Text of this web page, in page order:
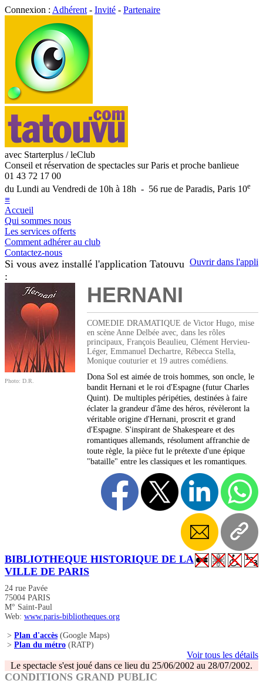
Connexion : Adhérent - Invité - Partenaire
avec Starterplus / leClub
Conseil et réservation de spectacles sur Paris et proche banlieue
01 43 72 17 00
du Lundi au Vendredi de 10h à 18h - 56 rue de Paradis, Paris 10e
≡
Accueil
Qui sommes nous
Les services offerts
Comment adhérer au club
Contactez-nous
Ouvrir dans l'appli
Si vous avez installé l'application Tatouvu
:
Photo: D.R.
HERNANI
COMEDIE DRAMATIQUE de Victor Hugo, mise
en scène Anne Delbée avec, dans les rôles
principaux, François Beaulieu, Clément Hervieu-
Léger, Emmanuel Dechartre, Rébecca Stella,
Monique couturier et 19 autres comédiens.
Dona Sol est aimée de trois hommes, son oncle, le
bandit Hernani et le roi d'Espagne (futur Charles
Quint). De multiples péripéties, destinées à faire
éclater la grandeur d'âme des héros, révèleront la
véritable origine d'Hernani, proscrit et grand
d'Espagne. S'inspirant de Shakespeare et des
romantiques allemands, résolument affranchie de
toute règle, la pièce fut le prétexte d'une épique
"bataille" entre les classiques et les romantiques.
BIBLIOTHEQUE HISTORIQUE DE LA
VILLE DE PARIS
24 rue Pavée
75004 PARIS
M° Saint-Paul
Web: www.paris-bibliotheques.org
> Plan d'accès (Google Maps)
> Plan du métro (RATP)
Voir tous les détails
Le spectacle s'est joué dans ce lieu du 25/06/2002 au 28/07/2002.
CONDITIONS GRAND PUBLIC